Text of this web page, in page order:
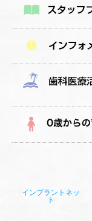
インプラントネッ
ト